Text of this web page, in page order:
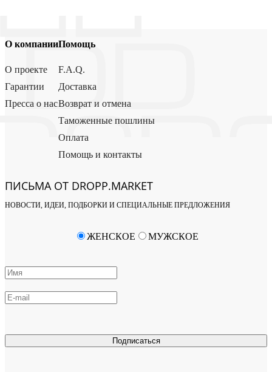
О компании
О проекте
Гарантии
Пресса о нас
Помощь
F.A.Q.
Доставка
Возврат и отмена
Таможенные пошлины
Оплата
Помощь и контакты
ПИСЬМА ОТ DROPP.MARKET
НОВОСТИ, ИДЕИ, ПОДБОРКИ И СПЕЦИАЛЬНЫЕ ПРЕДЛОЖЕНИЯ
Подписаться
ЖЕНСКОЕ МУЖСКОЕ